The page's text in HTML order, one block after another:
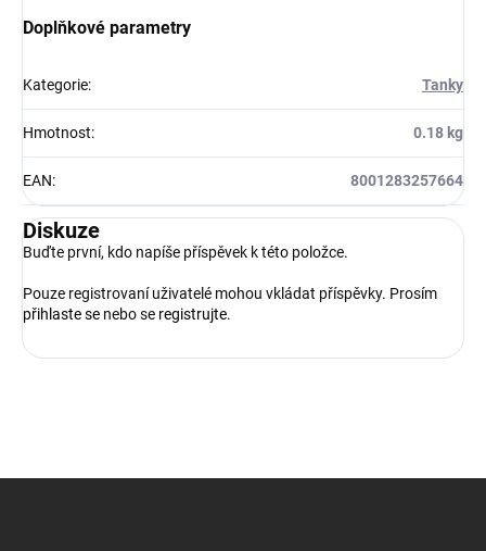
Doplňkové parametry
Kategorie: Tanky
Hmotnost: 0.18 kg
EAN: 8001283257664
Diskuze
Buďte první, kdo napíše příspěvek k této položce.
Pouze registrovaní uživatelé mohou vkládat příspěvky. Prosím
přihlaste se nebo se registrujte.